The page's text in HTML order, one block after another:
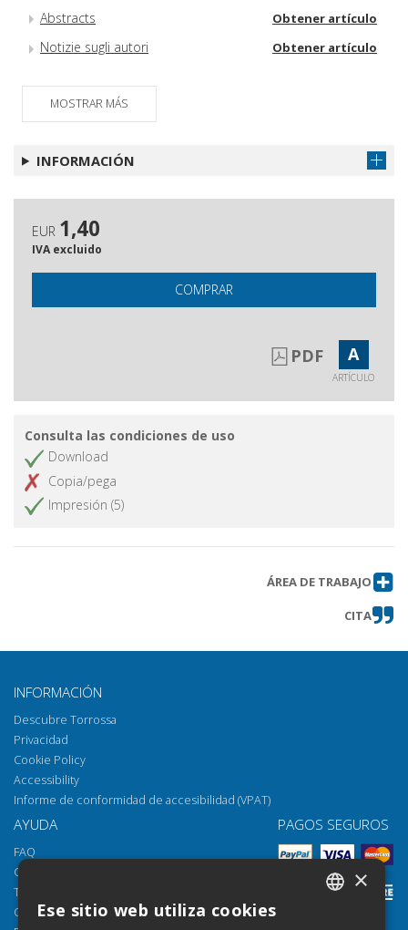
Abstracts Obtener artículo
Notizie sugli autori Obtener artículo
MOSTRAR MÁS
INFORMACIÓN
EUR 1,40
IVA excluido
COMPRAR
PDF A
ARTÍCULO
Consulta las condiciones de uso
Download
Copia/pega
Impresión (5)
ÁREA DE TRABAJO
CITA
INFORMACIÓN
Descubre Torrossa
Privacidad
Cookie Policy
Accessibility
Informe de conformidad de accesibilidad (VPAT)
AYUDA
FAQ
Cómo abrir los archivos
Torrossa Reader
Opciones de acceso
PAGOS SEGUROS
×
Ese sitio web utiliza cookies